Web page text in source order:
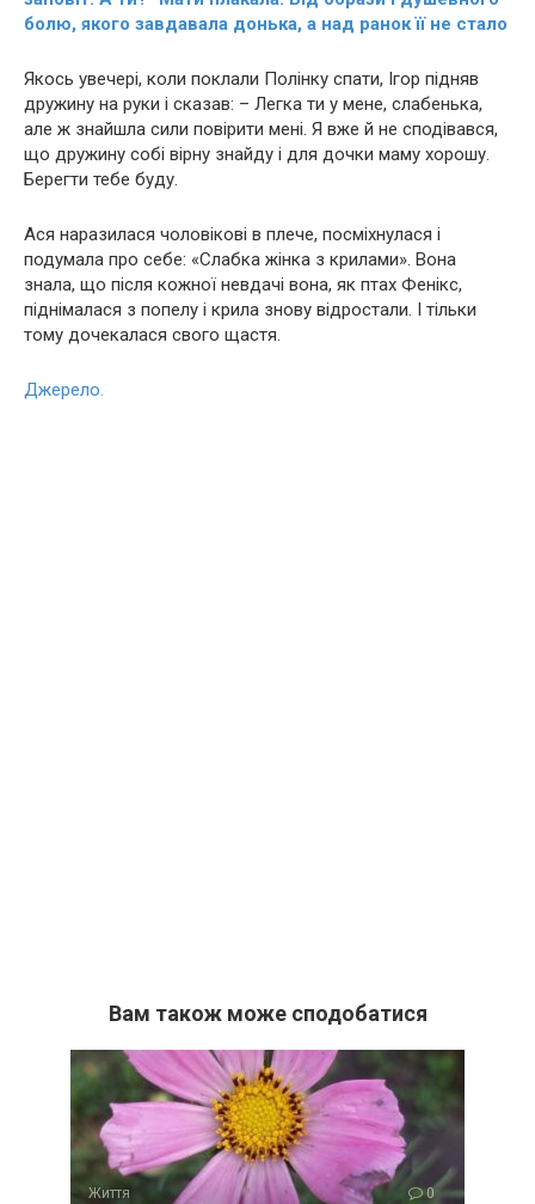
бoлю, якого завдавала донька, а над ранок її не стало
Якось увечері, коли поклали Полінку спати, Ігор підняв
дружину на руки і сказав: – Легка ти у мене, слабенька,
але ж знайшла сили повірити мені. Я вже й не сподівався,
що дружину собі вірну знайду і для дочки маму хорошу.
Берегти тебе буду.
Ася наразилася чоловікові в плече, посміхнулася і
подумала про себе: «Слабка жінка з крилами». Вона
знала, що після кожної невдачі вона, як птах Фенікс,
піднімалася з попелу і крила знову відростали. І тільки
тому дочекалася свого щастя.
Джерело.
Вам також може сподобатися
Життя 0